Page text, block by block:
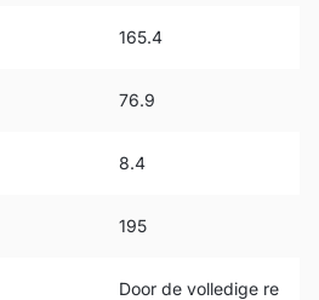
165.4
76.9
8.4
195
Door de volledige re